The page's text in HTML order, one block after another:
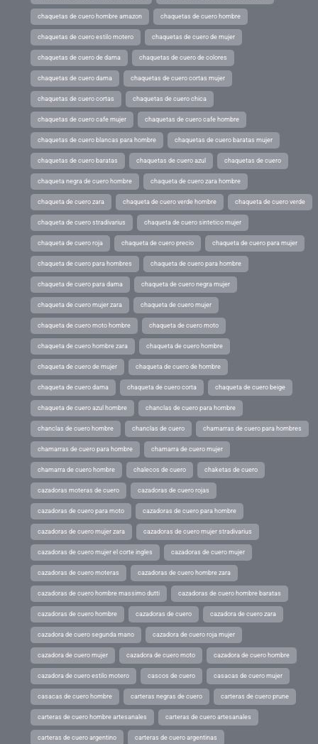
chaquetas de cuero hombre amazon chaquetas de cuero hombre
chaquetas de cuero estilo motero chaquetas de cuero de mujer
chaquetas de cuero de dama chaquetas de cuero de colores
chaquetas de cuero dama chaquetas de cuero cortas mujer
chaquetas de cuero cortas chaquetas de cuero chica
chaquetas de cuero cafe mujer chaquetas de cuero cafe hombre
chaquetas de cuero blancas para hombre chaquetas de cuero baratas mujer
chaquetas de cuero baratas chaquetas de cuero azul chaquetas de cuero
chaqueta negra de cuero hombre chaqueta de cuero zara hombre
chaqueta de cuero zara chaqueta de cuero verde hombre chaqueta de cuero verde
chaqueta de cuero stradivarius chaqueta de cuero sintetico mujer
chaqueta de cuero roja chaqueta de cuero precio chaqueta de cuero para mujer
chaqueta de cuero para hombres chaqueta de cuero para hombre
chaqueta de cuero para dama chaqueta de cuero negra mujer
chaqueta de cuero mujer zara chaqueta de cuero mujer
chaqueta de cuero moto hombre chaqueta de cuero moto
chaqueta de cuero hombre zara chaqueta de cuero hombre
chaqueta de cuero de mujer chaqueta de cuero de hombre
chaqueta de cuero dama chaqueta de cuero corta chaqueta de cuero beige
chaqueta de cuero azul hombre chanclas de cuero para hombre
chanclas de cuero hombre chanclas de cuero chamarras de cuero para hombres
chamarras de cuero para hombre chamarra de cuero mujer
chamarra de cuero hombre chalecos de cuero chaketas de cuero
cazadoras moteras de cuero cazadoras de cuero rojas
cazadoras de cuero para moto cazadoras de cuero para hombre
cazadoras de cuero mujer zara cazadoras de cuero mujer stradivarius
cazadoras de cuero mujer el corte ingles cazadoras de cuero mujer
cazadoras de cuero moteras cazadoras de cuero hombre zara
cazadoras de cuero hombre massimo dutti cazadoras de cuero hombre baratas
cazadoras de cuero hombre cazadoras de cuero cazadora de cuero zara
cazadora de cuero segunda mano cazadora de cuero roja mujer
cazadora de cuero mujer cazadora de cuero moto cazadora de cuero hombre
cazadora de cuero estilo motero cascos de cuero casacas de cuero mujer
casacas de cuero hombre carteras negras de cuero carteras de cuero prune
carteras de cuero hombre artesanales carteras de cuero artesanales
carteras de cuero argentino carteras de cuero argentinas